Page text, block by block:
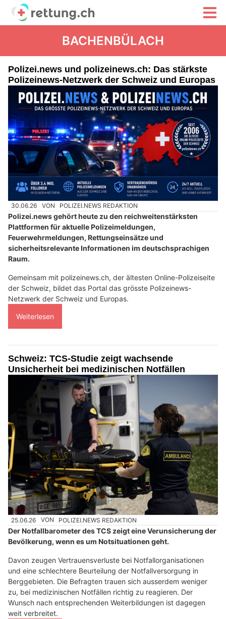
BACHENBÜLACH
Polizei.news und polizeinews.ch: Das stärkste
Polizeinews-Netzwerk der Schweiz und Europas
30.06.26 VON POLIZEI.NEWS REDAKTION
Polizei.news gehört heute zu den reichweitenstärksten
Plattformen für aktuelle Polizeimeldungen,
Feuerwehrmeldungen, Rettungseinsätze und
sicherheitsrelevante Informationen im deutschsprachigen
Raum.
Gemeinsam mit polizeinews.ch, der ältesten Online-Polizeiseite
der Schweiz, bildet das Portal das grösste Polizeinews-
Netzwerk der Schweiz und Europas.
Weiterlesen
Schweiz: TCS-Studie zeigt wachsende
Unsicherheit bei medizinischen Notfällen
25.06.26 VON POLIZEI.NEWS REDAKTION
Der Notfallbarometer des TCS zeigt eine Verunsicherung der
Bevölkerung, wenn es um Notsituationen geht.
Davon zeugen Vertrauensverluste bei Notfallorganisationen
und eine schlechtere Beurteilung der Notfallversorgung in
Berggebieten. Die Befragten trauen sich ausserdem weniger
zu, bei medizinischen Notfällen richtig zu reagieren. Der
Wunsch nach entsprechenden Weiterbildungen ist dagegen
weit verbreitet.